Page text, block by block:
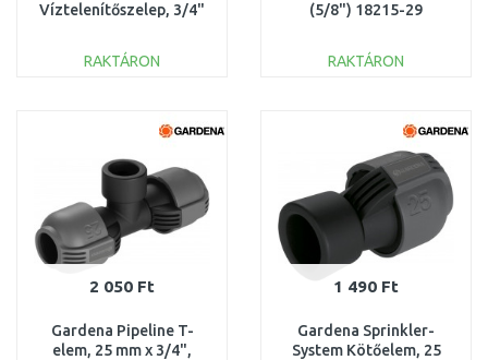
Víztelenítőszelep, 3/4"
RAKTÁRON
Összehasonlítás
(5/8") 18215-29
RAKTÁRON
Összehasonlítás
2 050 Ft
Gardena Pipeline T-
elem, 25 mm x 3/4",
1 490 Ft
Gardena Sprinkler-
System Kötőelem, 25